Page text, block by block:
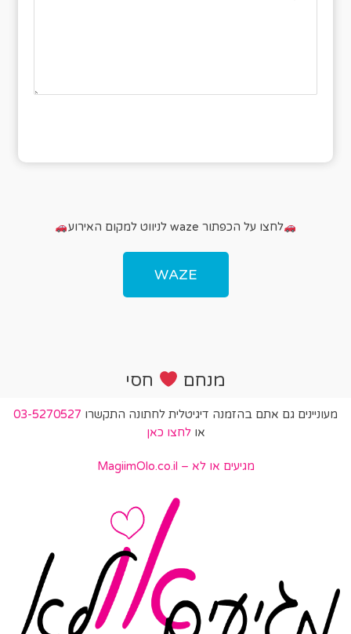
לחצו על הכפתור waze לניווט למקום האירוע
WAZE
מנחם חסי
מעוניינים גם אתם בהזמנה דיגיטלית לחתונה התקשרו 03-5270527
אולחצו כאן
מגיעים או לא – MagiimOlo.co.il